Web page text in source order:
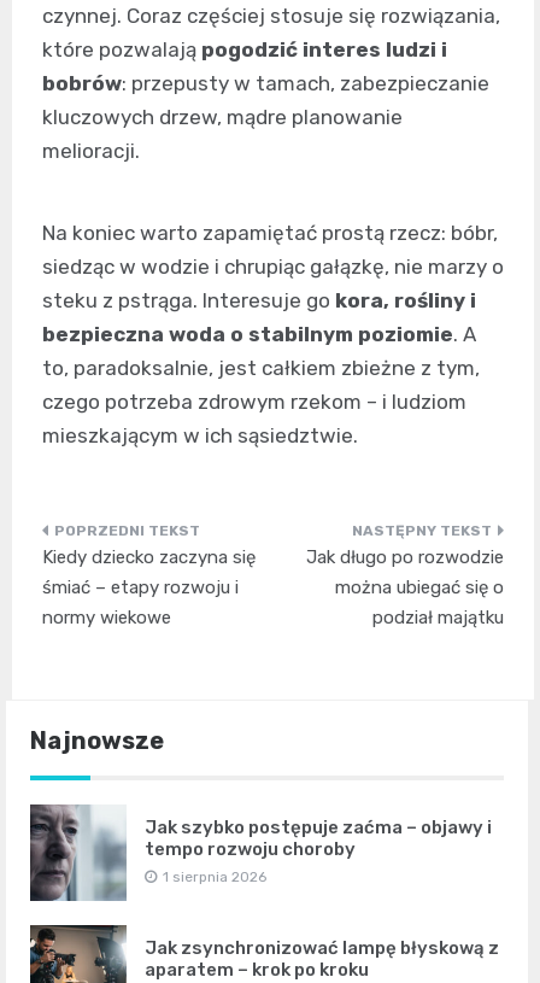
czynnej. Coraz częściej stosuje się rozwiązania,
które pozwalają pogodzić interes ludzi i
bobrów: przepusty w tamach, zabezpieczanie
kluczowych drzew, mądre planowanie
melioracji.
Na koniec warto zapamiętać prostą rzecz: bóbr,
siedząc w wodzie i chrupiąc gałązkę, nie marzy o
steku z pstrąga. Interesuje go kora, rośliny i
bezpieczna woda o stabilnym poziomie. A
to, paradoksalnie, jest całkiem zbieżne z tym,
czego potrzeba zdrowym rzekom – i ludziom
mieszkającym w ich sąsiedztwie.
Nawigacja
wpisu
Kiedy dziecko zaczyna się
śmiać – etapy rozwoju i
normy wiekowe
Jak długo po rozwodzie
można ubiegać się o
podział majątku
Najnowsze
Jak szybko postępuje zaćma – objawy i
tempo rozwoju choroby
1 sierpnia 2026
Jak zsynchronizować lampę błyskową z
aparatem – krok po kroku